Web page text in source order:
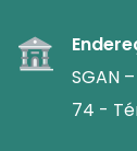
SGAN
74 -